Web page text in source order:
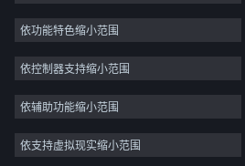
关于蒸汽平台|退款政策|软件许可服务协议
个人信息保护政策|个人信息出境告知书|
3D
免费开玩
氛围
剧情丰富
彩色
依功能特色缩小范围
依控制器支持缩小范围
依辅助功能缩小范围
依支持虚拟现实缩小范围